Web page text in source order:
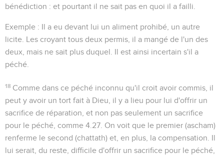
bénédiction : et pourtant il ne sait pas en quoi il a failli.
Exemple : Il a eu devant lui un aliment prohibé, un autre
licite. Les croyant tous deux permis, il a mangé de l'un des
deux, mais ne sait plus duquel. Il est ainsi incertain s'il a
péché.
18 Comme dans ce péché inconnu qu'il croit avoir commis, il
peut y avoir un tort fait à Dieu, il y a lieu pour lui d'offrir un
sacrifice de réparation, et non pas seulement un sacrifice
pour le péché, comme 4.27 . On voit que le premier (ascham)
renferme le second (chattath) et, en plus, la compensation. Il
lui serait, du reste, difficile d'offrir un sacrifice pour le péché,